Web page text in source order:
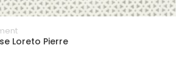
Loreto Pierre